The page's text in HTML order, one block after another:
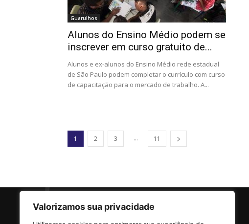
Valorizamos sua privacidade
Guarulhos
Alunos do Ensino Médio podem se
inscrever em curso gratuito de...
Alunos e ex-alunos do Ensino Médio rede estadual
de São Paulo podem completar o currículo com curso
de capacitação para o mercado de trabalho. A...
1 2 3 ... 11